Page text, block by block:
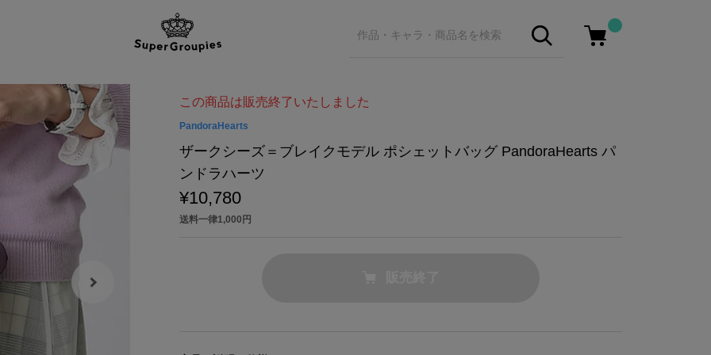
この商品は販売終了いたしました
PandoraHearts
ザークシーズ＝ブレイクモデル ポシェットバッグ PandoraHearts パ
ンドラハーツ
¥10,780
送料一律1,000円